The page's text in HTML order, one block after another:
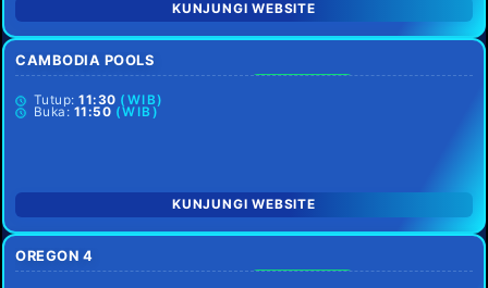
KUNJUNGI WEBSITE
CAMBODIA POOLS
Tutup:11:30 (WIB)
Buka: 11:50 (WIB)
KUNJUNGI WEBSITE
OREGON 4